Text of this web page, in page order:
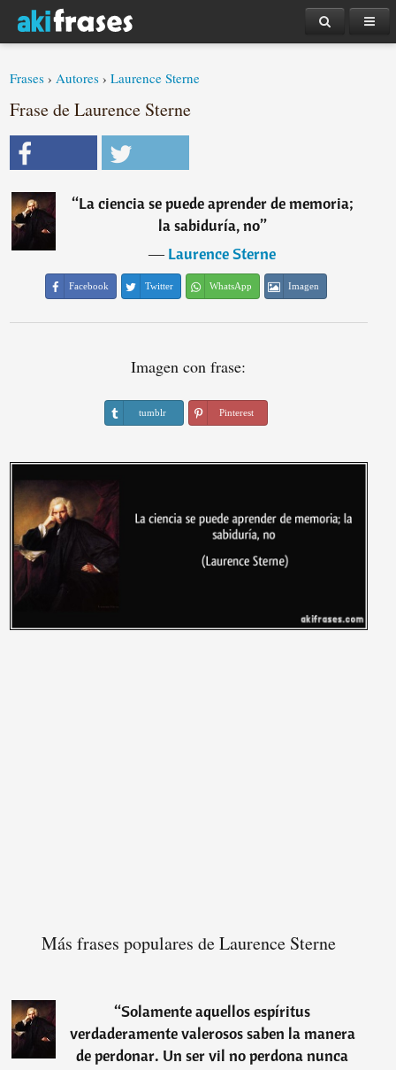
Frases ›Autores ›Laurence Sterne
Frase de Laurence Sterne
“La ciencia se puede aprender de memoria;
la sabiduría, no”
―Laurence Sterne
Facebook Twitter WhatsApp Imagen
Imagen con frase:
tumblr Pinterest
Más frases populares de Laurence Sterne
“Solamente aquellos espíritus
verdaderamente valerosos saben la manera
de perdonar. Un ser vil no perdona nunca